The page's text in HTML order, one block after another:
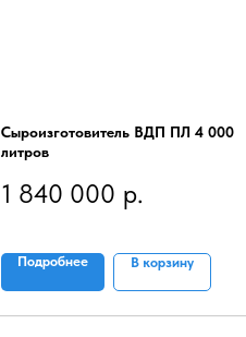
Сыроизготовитель ВДП ПЛ 4 000
литров
1 840 000 р.
Подробнее В корзину